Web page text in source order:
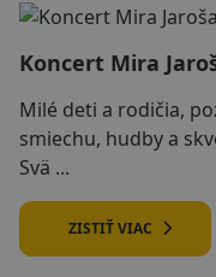
Koncert Mira
Milé deti a rodičia,
smiechu, hudby a
Svä ...
ZISTIŤ VIAC